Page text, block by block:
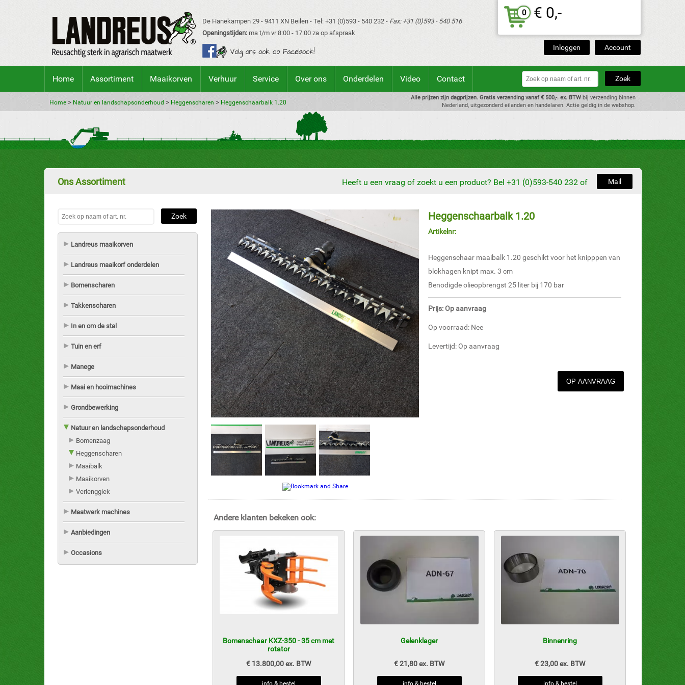
De Hanekampen 29 - 9411 XN Beilen - Tel: +31 (0)593 - 540 232 - Fax: +31 (0)593 - 540 516
Openingstijden: ma t/m vr 8:00 - 17:00 za op afspraak
0 € 0,-
Account
Inloggen
Home Assortiment Maaikorven Verhuur Service Over ons Onderdelen Video Contact
Home > Natuur en landschapsonderhoud > Heggenscharen > Heggenschaarbalk 1.20
Alle prijzen zijn dagprijzen. Gratis verzending vanaf € 500,-. ex. BTW bij verzending binnen
Nederland, uitgezonderd eilanden en handelaren. Actie geldig in de webshop.
Ons Assortiment Mail
Heeft u een vraag of zoekt u een product? Bel +31 (0)593-540 232 of
Landreus maaikorven
Landreus maaikorf onderdelen
Bomenscharen
Takkenscharen
In en om de stal
Tuin en erf
Manege
Maai en hooimachines
Grondbewerking
Natuur en landschapsonderhoud
Bomenzaag
Heggenscharen
Maaibalk
Maaikorven
Verlenggiek
Maatwerk machines
Aanbiedingen
Occasions
Heggenschaarbalk 1.20
Artikelnr:
Heggenschaar maaibalk 1.20 geschikt voor het knipppen van
blokhagen knipt max. 3 cm
Benodigde olieopbrengst 25 liter bij 170 bar
Prijs: Op aanvraag
Op voorraad: Nee
Levertijd: Op aanvraag
Andere klanten bekeken ook:
Bomenschaar KXZ-350 - 35 cm met
rotator
€ 13.800,00 ex. BTW
Gelenklager
€ 21,80 ex. BTW
Binnenring
€ 23,00 ex. BTW